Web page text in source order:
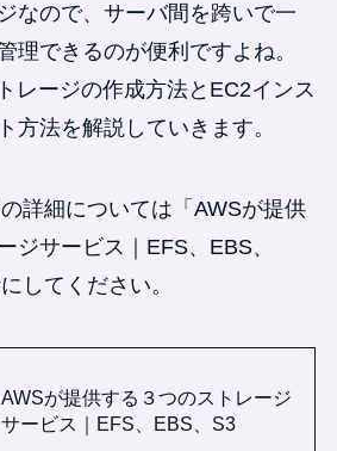
なので、サーバ間を跨いで一
理できるのが便利ですよね。
レージの作成方法とEC2インス
方法を解説していきます。
詳細については「AWSが提供
ジサービス｜EFS、EBS、
してください。
AWSが提供する３つのストレージ
サービス｜EFS、EBS、S3